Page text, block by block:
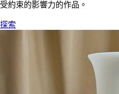
受約束的影響力的作品。
探索